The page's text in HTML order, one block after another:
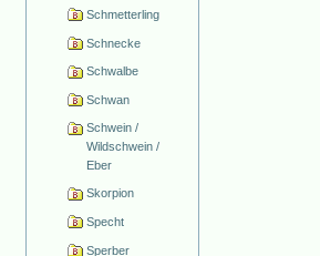
Schmetterling
Schnecke
Schwalbe
Schwan
Schwein /
Wildschwein /
Eber
Skorpion
Specht
Sperber